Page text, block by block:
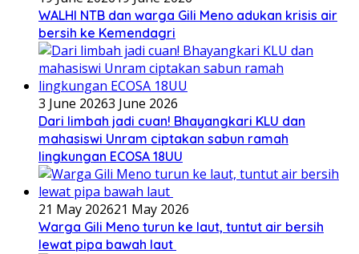
WALHI NTB dan warga Gili Meno adukan krisis air
bersih ke Kemendagri
3 June 20263 June 2026
Dari limbah jadi cuan! Bhayangkari KLU dan
mahasiswi Unram ciptakan sabun ramah
lingkungan ECOSA 18UU
21 May 202621 May 2026
Warga Gili Meno turun ke laut, tuntut air bersih
lewat pipa bawah laut